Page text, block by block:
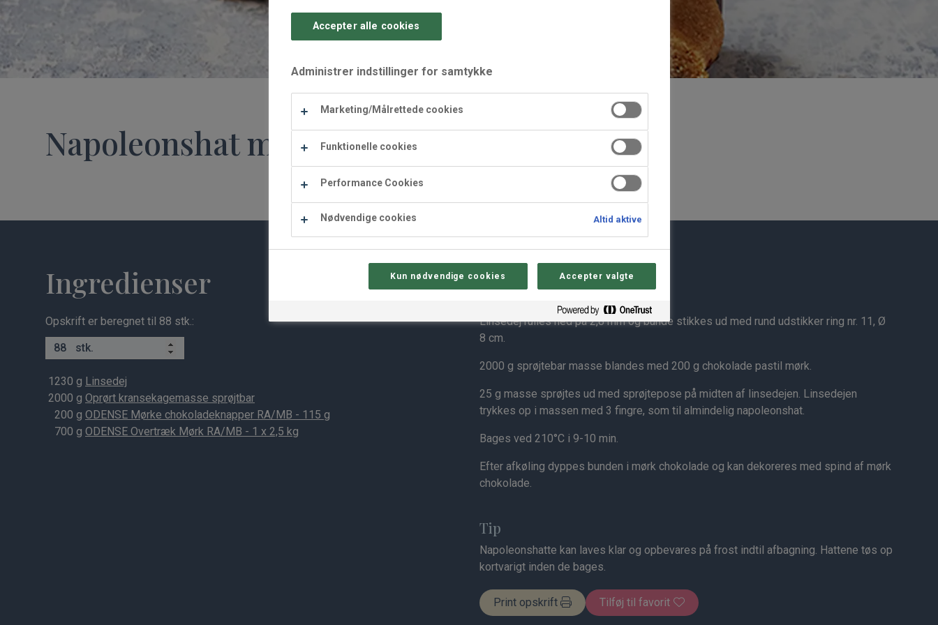
Napoleonshat med chokolade
Ingredienser
Opskrift er beregnet til 88 stk.:
stk.
1230 g Linsedej
2000 g Oprørt kransekagemasse sprøjtbar
200 g ODENSE Mørke chokoladeknapper RA/MB - 115 g
700 g ODENSE Overtræk Mørk RA/MB - 1 x 2,5 kg
Sådan gør du
Linsedej rulles ned på 2,8 mm og bunde stikkes ud med rund udstikker ring nr. 11, Ø
8 cm.
2000 g sprøjtebar masse blandes med 200 g chokolade pastil mørk.
25 g masse sprøjtes ud med sprøjtepose på midten af linsedejen. Linsedejen
trykkes op i massen med 3 fingre, som til almindelig napoleonshat.
Bages ved 210°C i 9-10 min.
Efter afkøling dyppes bunden i mørk chokolade og kan dekoreres med spind af mørk
chokolade.
Tip
Napoleonshatte kan laves klar og opbevares på frost indtil afbagning. Hattene tøs op
kortvarigt inden de bages.
Print opskrift Tilføj til favorit
Accepter alle cookies
Administrer indstillinger for samtykke
Marketing/Målrettede cookies
Funktionelle cookies
Performance Cookies
Nødvendige cookies Altid aktive
Kun nødvendige cookies Accepter valgte